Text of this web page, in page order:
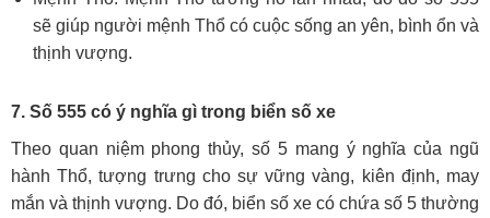
sẽ giúp người mệnh Thổ có cuộc sống an yên, bình ổn và
thịnh vượng.
7. Số 555 có ý nghĩa gì trong biển số xe
Theo quan niệm phong thủy, số 5 mang ý nghĩa của ngũ
hành Thổ, tượng trưng cho sự vững vàng, kiên định, may
mắn và thịnh vượng. Do đó, biển số xe có chứa số 5 thường